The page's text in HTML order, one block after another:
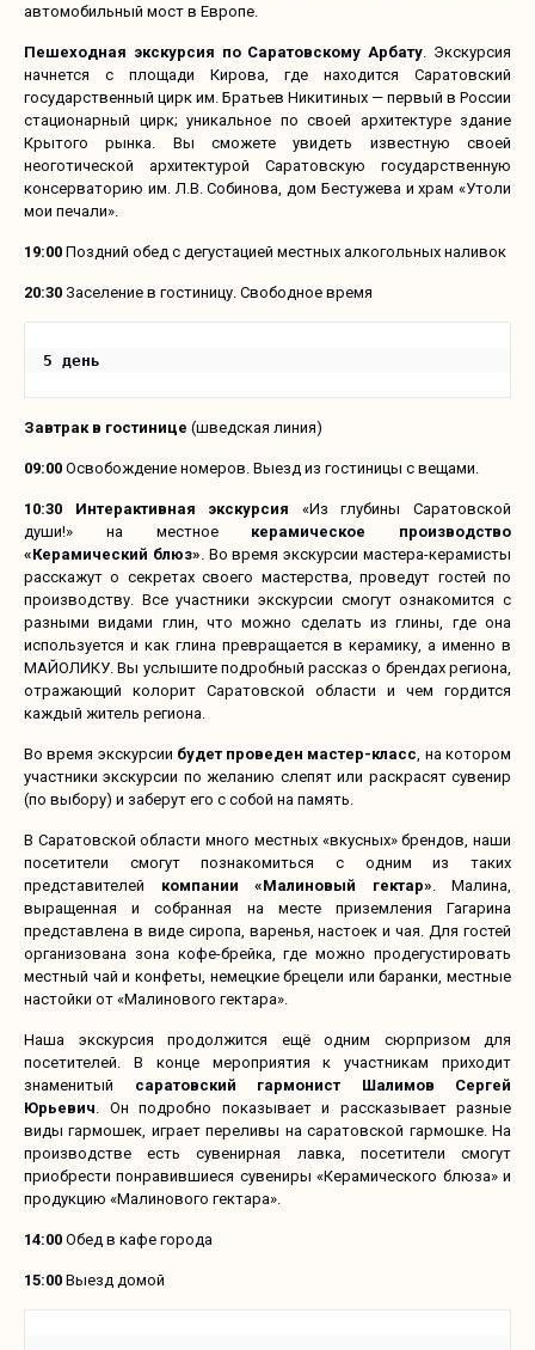
автомобильный мост в Европе.
Пешеходная экскурсия по Саратовскому Арбату . Экскурсия
начнется с площади Кирова, где находится Саратовский
государственный цирк им. Братьев Никитиных — первый в России
стационарный цирк; уникальное по своей архитектуре здание
Крытого рынка. Вы сможете увидеть известную своей
неоготической архитектурой Саратовскую государственную
консерваторию им. Л.В. Собинова, дом Бестужева и храм «Утоли
мои печали».
19:00 Поздний обед с дегустацией местных алкогольных наливок
20:30 Заселение в гостиницу. Свободное время
5 день
Завтрак в гостинице (шведская линия)
09:00 Освобождение номеров. Выезд из гостиницы с вещами.
10:30 Интерактивная экскурсия «Из глубины Саратовской
души!» на местное керамическое производство
«Керамический блюз» . Во время экскурсии мастера-керамисты
расскажут о секретах своего мастерства, проведут гостей по
производству. Все участники экскурсии смогут ознакомится с
разными видами глин, что можно сделать из глины, где она
используется и как глина превращается в керамику, а именно в
МАЙОЛИКУ. Вы услышите подробный рассказ о брендах региона,
отражающий колорит Саратовской области и чем гордится
каждый житель региона.
Во время экскурсии будет проведен мастер-класс , на котором
участники экскурсии по желанию слепят или раскрасят сувенир
(по выбору) и заберут его с собой на память.
В Саратовской области много местных «вкусных» брендов, наши
посетители смогут познакомиться с одним из таких
представителей компании «Малиновый гектар» . Малина,
выращенная и собранная на месте приземления Гагарина
представлена в виде сиропа, варенья, настоек и чая. Для гостей
организована зона кофе-брейка, где можно продегустировать
местный чай и конфеты, немецкие брецели или баранки, местные
настойки от «Малинового гектара».
Наша экскурсия продолжится ещё одним сюрпризом для
посетителей. В конце мероприятия к участникам приходит
знаменитый саратовский гармонист Шалимов Сергей
Юрьевич . Он подробно показывает и рассказывает разные
виды гармошек, играет переливы на саратовской гармошке. На
производстве есть сувенирная лавка, посетители смогут
приобрести понравившиеся сувениры «Керамического блюза» и
продукцию «Малинового гектара».
14:00 Обед в кафе города
15:00 Выезд домой